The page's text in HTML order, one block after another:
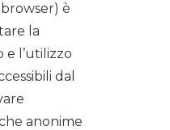
è
la
e l’utilizzo
dal
anonime